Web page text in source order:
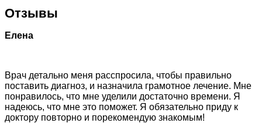
Отзывы
Елена
Врач детально меня расспросила, чтобы правильно
поставить диагноз, и назначила грамотное лечение. Мне
понравилось, что мне уделили достаточно времени. Я
надеюсь, что мне это поможет. Я обязательно приду к
доктору повторно и порекомендую знакомым!